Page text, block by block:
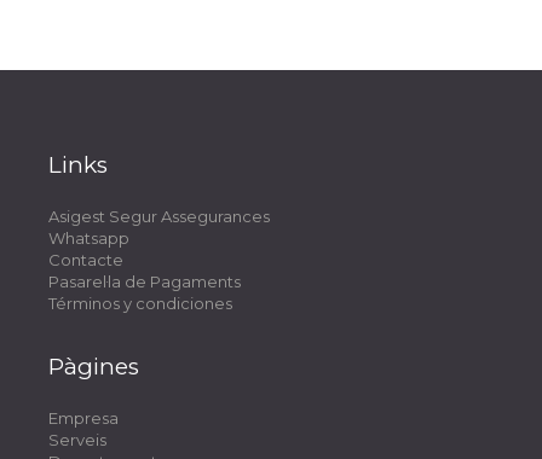
Links
Asigest Segur Assegurances
Whatsapp
Contacte
Pasarel·la de Pagaments
Términos y condiciones
Pàgines
Empresa
Serveis